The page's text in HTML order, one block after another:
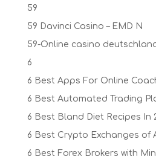
59
59 Davinci Casino – EMD N
59-Online casino
6
6 Best Apps For Online
6 Best Automated Trading
6 Best Bland Diet Recipes In
6 Best Crypto Exchanges of
6 Best Forex Brokers with